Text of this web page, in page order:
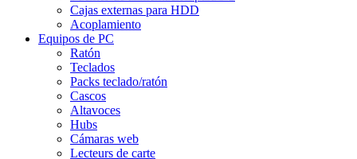
Cajas externas para HDD
Acoplamiento
Equipos de PC
Ratón
Teclados
Packs teclado/ratón
Cascos
Altavoces
Hubs
Cámaras web
Lecteurs de carte